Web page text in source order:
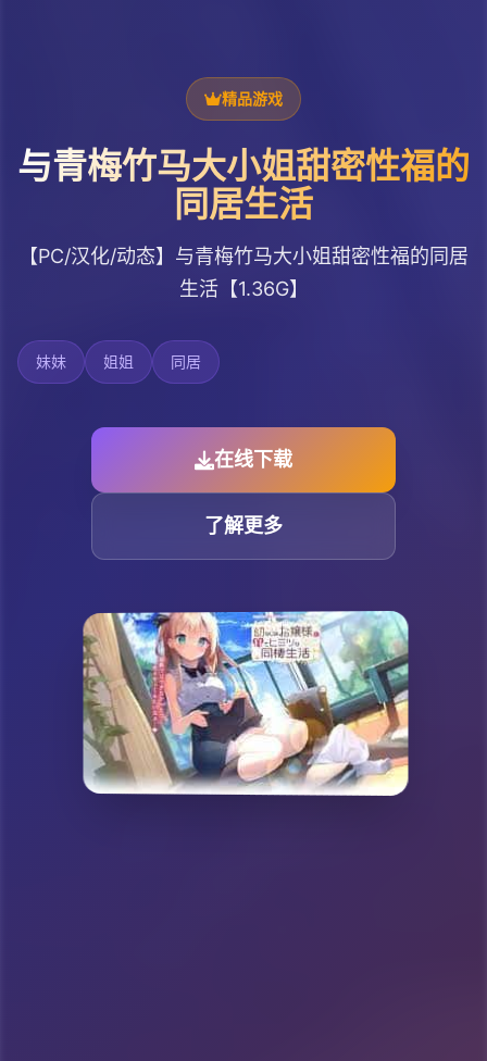
精品游戏
与青梅竹马大小姐甜密性福的
同居生活
【PC/汉化/动态】与青梅竹马大小姐甜密性福的同居
生活【1.36G】
妹妹 姐姐 同居
在线下载
了解更多